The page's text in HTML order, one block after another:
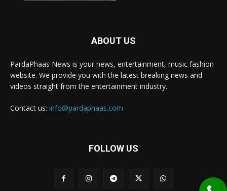
ABOUT US
PardaPhaas News is your news, entertainment, music fashion
website. We provide you with the latest breaking news and
videos straight from the entertainment industry.
Contact us: info@pardaphaas.com
FOLLOW US